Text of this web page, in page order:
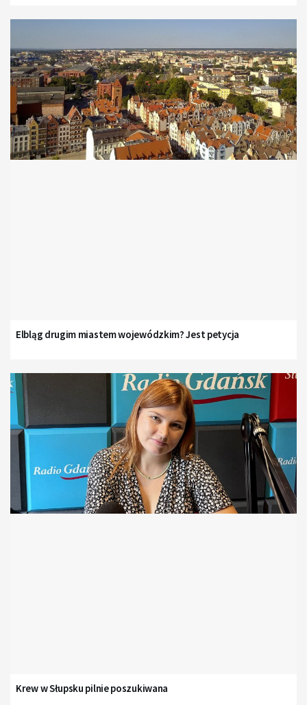
Elbląg drugim miastem wojewódzkim? Jest petycja
Krew w Słupsku pilnie poszukiwana